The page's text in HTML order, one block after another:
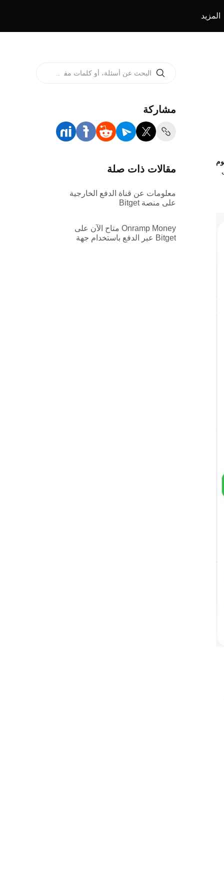
المزيد
مشاركة
مقالات ذات صلة
معلومات عن قناة الدفع الخارجية
على منصة Bitget
Onramp Money متاح الآن على
Bitget عبر الدفع باستخدام جهة